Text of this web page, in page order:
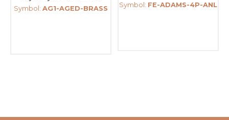
Symbol:AG1-AGED-BRASS
Symbol: FE-ADAMS-4P-ANL